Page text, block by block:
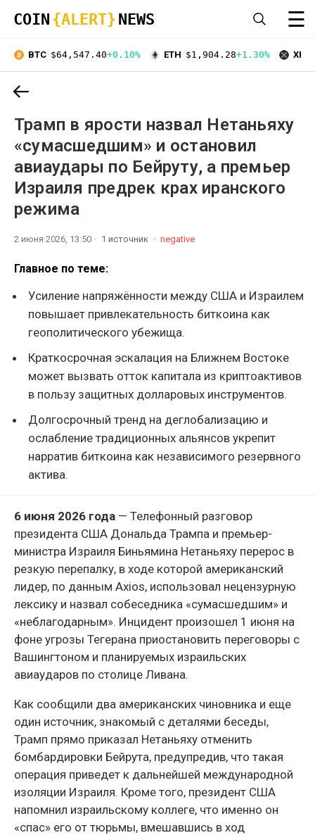
COIN {ALERT} NEWS ☰
BTC $64,547.40+0.10% ETH $1,904.28+1.30% XRP
Трамп в ярости назвал Нетаньяху
«сумасшедшим» и остановил
авиаудары по Бейруту, а премьер
Израиля предрек крах иранского
режима
2 июня 2026, 13:50 1 источник negative
Главное по теме:
Усиление напряжённости между США и Израилем
повышает привлекательность биткоина как
геополитического убежища.
Краткосрочная эскалация на Ближнем Востоке
может вызвать отток капитала из криптоактивов
в пользу защитных долларовых инструментов.
Долгосрочный тренд на деглобализацию и
ослабление традиционных альянсов укрепит
нарратив биткоина как независимого резервного
актива.
6 июня 2026 года — Телефонный разговор
президента США Дональда Трампа и премьер-
министра Израиля Биньямина Нетаньяху перерос в
резкую перепалку, в ходе которой американский
лидер, по данным Axios, использовал нецензурную
лексику и назвал собеседника «сумасшедшим» и
«неблагодарным». Инцидент произошел 1 июня на
фоне угрозы Тегерана приостановить переговоры с
Вашингтоном и планируемых израильских
авиаударов по столице Ливана.
Как сообщили два американских чиновника и еще
один источник, знакомый с деталями беседы,
Трамп прямо приказал Нетаньяху отменить
бомбардировки Бейрута, предупредив, что такая
операция приведет к дальнейшей международной
изоляции Израиля. Кроме того, президент США
напомнил израильскому коллеге, что именно он
«спас» его от тюрьмы, вмешавшись в ход